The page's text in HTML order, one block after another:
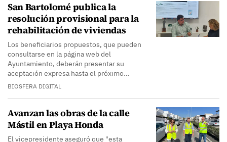
San Bartolomé publica la
resolución provisional para la
rehabilitación de viviendas
Los beneficiarios propuestos, que pueden
consultarse en la página web del
Ayuntamiento, deberán presentar su
aceptación expresa hasta el próximo…
BIOSFERA DIGITAL
Avanzan las obras de la calle
Mástil en Playa Honda
El vicepresidente aseguró que "esta